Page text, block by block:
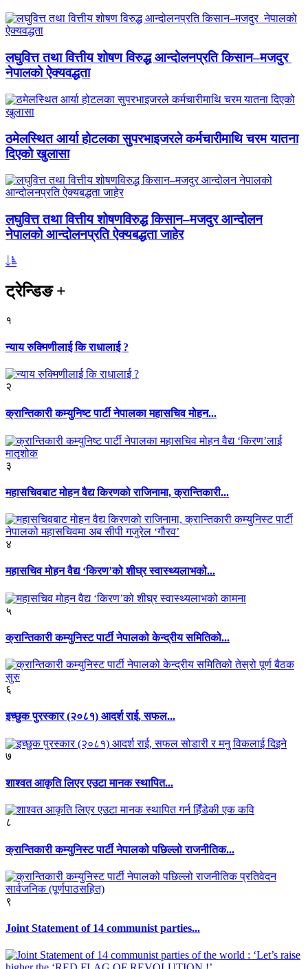
लघुवित्त तथा वित्तीय शोषण विरुद्ध आन्दोलनप्रति किसान–मजदुर
नेपालको ऐक्यवद्धता
ठमेलस्थित आर्या होटलका सुपरभाइजरले कर्मचारीमाथि चरम यातना
दिएको खुलासा
लघुवित्त तथा वित्तीय शोषणविरुद्ध किसान–मजदुर आन्दोलन
नेपालको आन्दोलनप्रति ऐक्यबद्धता जाहेर
ट्रेन्डिङ+
१
न्याय रुक्मिणीलाई कि राधालाई ?
२
क्रान्तिकारी कम्युनिष्ट पार्टी नेपालका महासचिव मोहन...
३
महासचिवबाट मोहन वैद्य किरणको राजिनामा, क्रान्तिकारी...
४
महासचिव मोहन वैद्य ‘किरण’को शीघ्र स्वास्थ्यलाभको...
५
क्रान्तिकारी कम्युनिस्ट पार्टी नेपालको केन्द्रीय समितिको...
६
इच्छुक पुरस्कार (२०८१) आदर्श राई, सफल...
७
शाश्वत आकृति लिएर एउटा मानक स्थापित...
८
क्रान्तिकारी कम्युनिस्ट पार्टी नेपालको पछिल्लो राजनीतिक...
९
Joint Statement of 14 communist parties...